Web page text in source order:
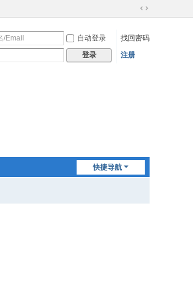
切
到
自动登录
找回密码
登录 注册
快捷导航